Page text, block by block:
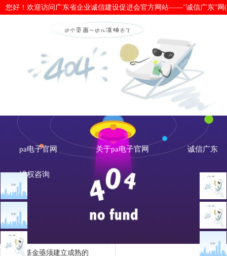
您好！欢迎访问广东省企业诚信建设促进会官方网站——"诚信广东"网
财政部：推动会计诚信建设融入国
官网
pa电子官网 关于pa电子官网 诚信广东
维权咨询
文章点击排行
重大突发公共卫生事件一
2020广东省守合同重信用企
私募基金亟须建立成熟的
诚信新闻